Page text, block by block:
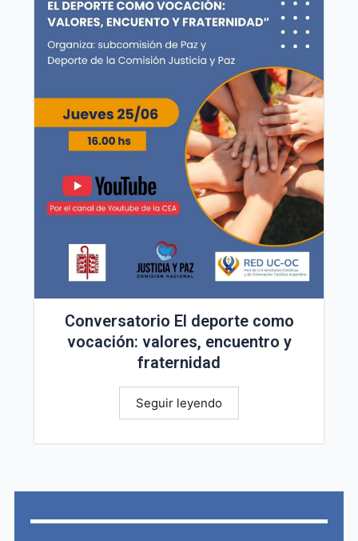
Conversatorio El deporte como
vocación: valores, encuentro y
fraternidad
Seguir leyendo